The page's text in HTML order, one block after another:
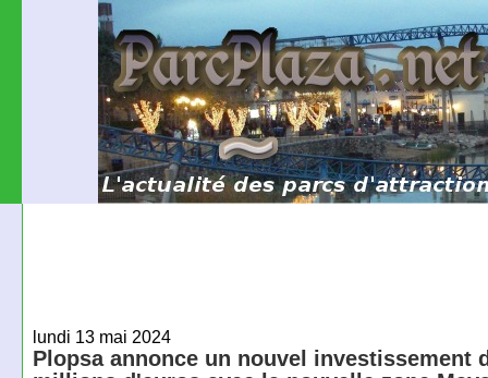
lundi 13 mai 2024
Plopsa annonce un nouvel investissement